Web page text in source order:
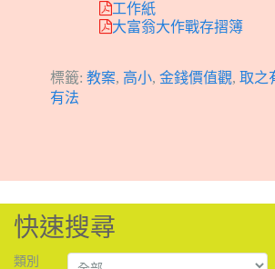
工作紙
大富翁大作戰存摺簿
標籤: 教案, 高小, 金錢價值觀, 取之
有法
快速搜尋
類別